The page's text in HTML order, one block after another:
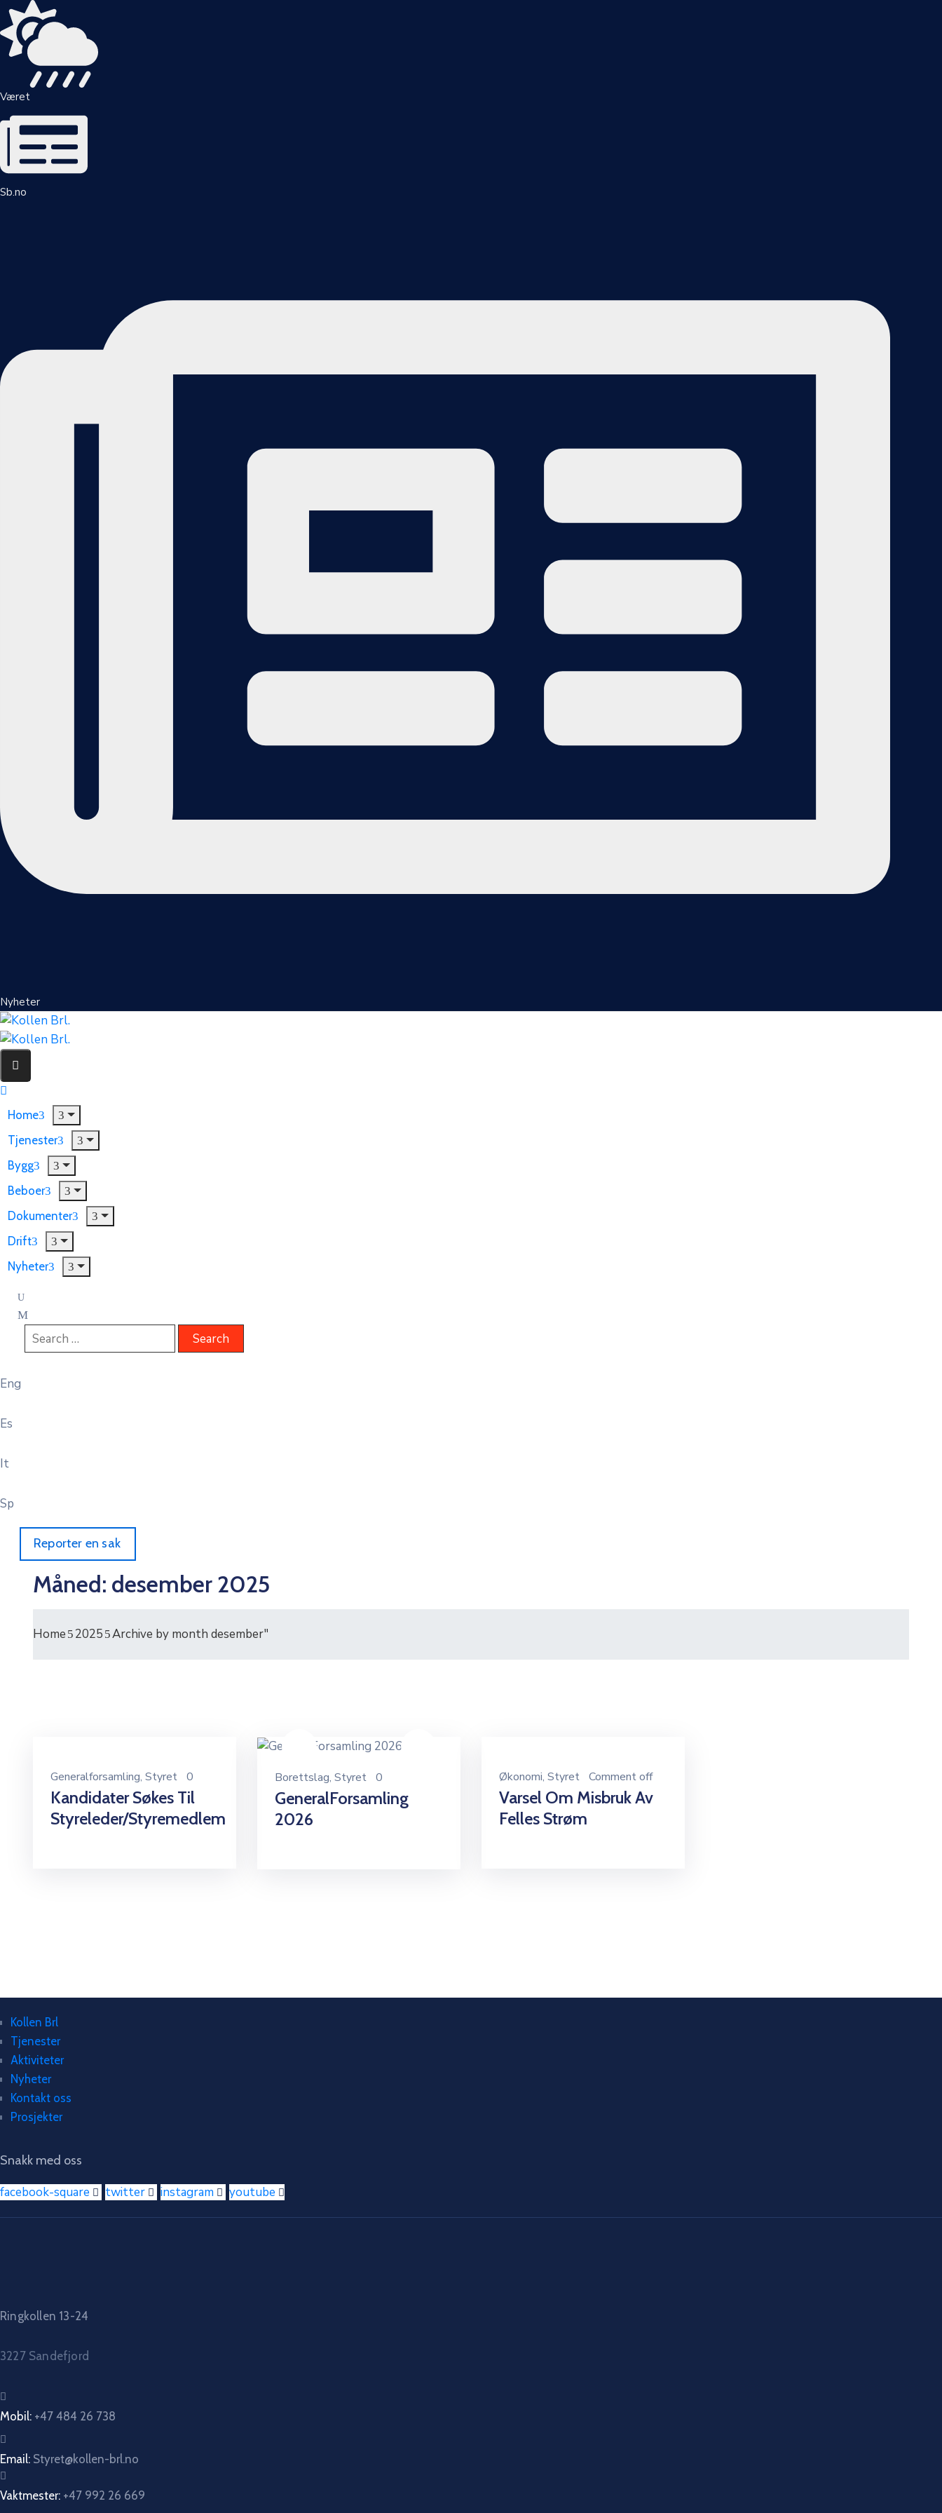
Været
Sb.no
Nyheter
Home
Tjenester
Bygg
Beboer
Dokumenter
Drift
Nyheter
Eng
Es
It
Sp
Reporter en sak
Måned: desember 2025
Home 2025 Archive by month desember"
Generalforsamling‚ Styret 0
Kandidater Søkes Til
Styreleder/styremedlem
Borettslag‚ Styret 0
GeneralForsamling
2026
Økonomi‚ Styret Comment off
Varsel Om Misbruk Av
Felles Strøm
Kollen Brl
Tjenester
Aktiviteter
Nyheter
Kontakt oss
Prosjekter
Snakk med oss
facebook-square twitter instagram youtube
Ringkollen 13-24
3227 Sandefjord
Mobil: +47 484 26 738
Email: Styret@kollen-brl.no
Vaktmester: +47 992 26 669